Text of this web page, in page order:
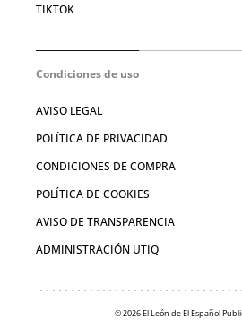
TIKTOK
Condiciones de uso
AVISO LEGAL
POLÍTICA DE PRIVACIDAD
CONDICIONES DE COMPRA
POLÍTICA DE COOKIES
AVISO DE TRANSPARENCIA
ADMINISTRACIÓN UTIQ
© 2026 El León de El Español